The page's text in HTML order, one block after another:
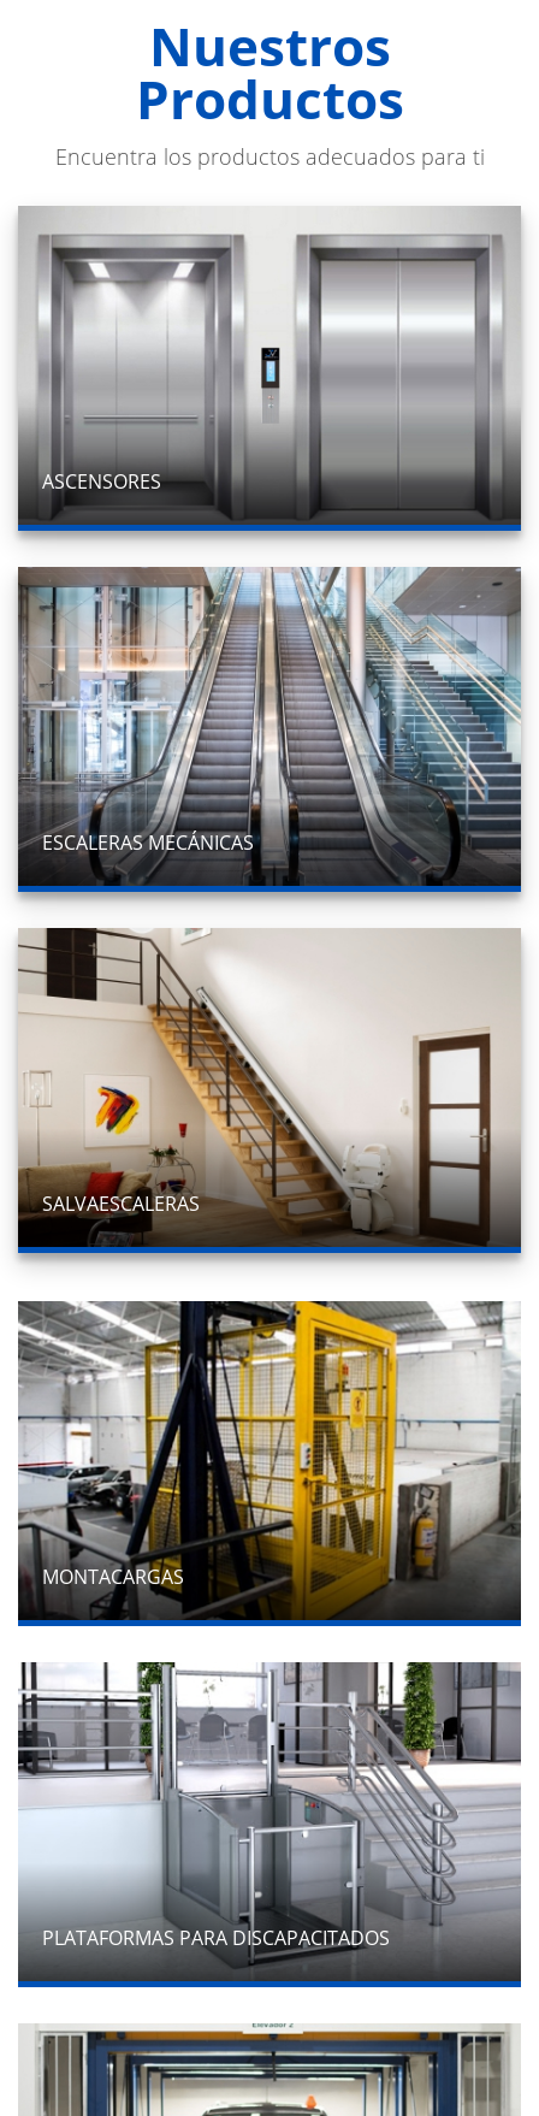
Nuestros
Productos
Encuentra los productos adecuados para ti
ASCENSORES
ESCALERAS MECÁNICAS
SALVAESCALERAS
MONTACARGAS
PLATAFORMAS PARA DISCAPACITADOS